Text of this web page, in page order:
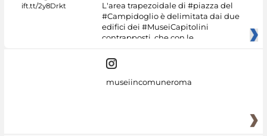
L'area trapezoidale di #piazza del
#Campidoglio è delimitata dai due
edifici dei #MuseiCapitolini
contrapposti, che con le
museiincomuneroma